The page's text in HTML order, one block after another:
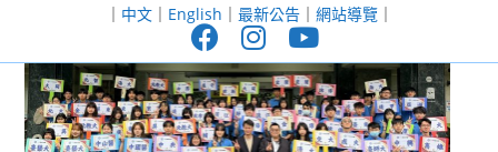
至
｜ 中文｜ English ｜ 最新公告｜ 網站導覽｜